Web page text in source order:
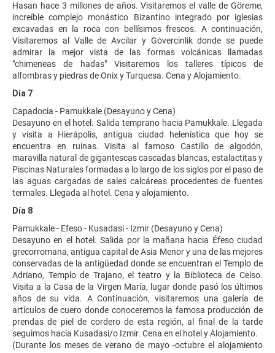
Hasan hace 3 millones de años. Visitaremos el valle de Göreme,
increíble complejo monástico Bizantino integrado por iglesias
excavadas en la roca con bellísimos frescos. A continuación,
Visitaremos al Valle de Avcilar y Gόvercinlik donde se puede
admirar la mejor vista de las formas volcánicas llamadas
"chimeneas de hadas" Visitaremos los talleres típicos de
alfombras y piedras de Onix y Turquesa. Cena y Alojamiento.
Día 7
Capadocia - Pamukkale (Desayuno y Cena)
Desayuno en el hotel. Salida temprano hacia Pamukkale. Llegada
y visita a Hierápolis, antigua ciudad helenística que hoy se
encuentra en ruinas. Visita al famoso Castillo de algodón,
maravilla natural de gigantescas cascadas blancas, estalactitas y
Piscinas Naturales formadas a lo largo de los siglos por el paso de
las aguas cargadas de sales calcáreas procedentes de fuentes
termales. Llegada al hotel. Cena y alojamiento.
Día 8
Pamukkale - Efeso - Kusadasi - Izmir (Desayuno y Cena)
Desayuno en el hotel. Salida por la mañana hacia Éfeso ciudad
grecorromana, antigua capital de Asia Menor y una de las mejores
conservadas de la antigüedad donde se encuentran el Templo de
Adriano, Templo de Trajano, el teatro y la Biblioteca de Celso.
Visita a la Casa de la Virgen María, lugar donde pasó los últimos
años de su vida. A Continuación, visitaremos una galería de
artículos de cuero donde conoceremos la famosa producción de
prendas de piel de cordero de esta región, al final de la tarde
seguimos hacia Kusadasi/o Izmir. Cena en el hotel y Alojamiento.
(Durante los meses de verano de mayo -octubre el alojamiento